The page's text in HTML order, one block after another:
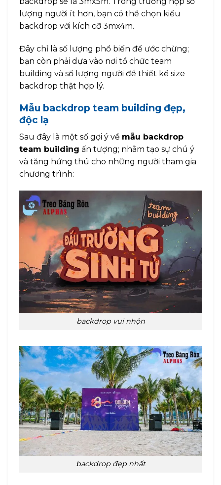
lượng người ít hơn, bạn có thể chọn kiểu
backdrop với kích cỡ 3mx4m.
Đây chỉ là số lượng phổ biến để ước chừng;
bạn còn phải dựa vào nơi tổ chức team
building và số lượng người để thiết kế size
backdrop thật hợp lý.
Mẫu backdrop team building đẹp,
độc lạ
Sau đây là một số gợi ý về mẫu backdrop
team building ấn tượng; nhằm tạo sự chú ý
và tăng hứng thú cho những người tham gia
chương trình:
backdrop vui nhộn
backdrop đẹp nhất